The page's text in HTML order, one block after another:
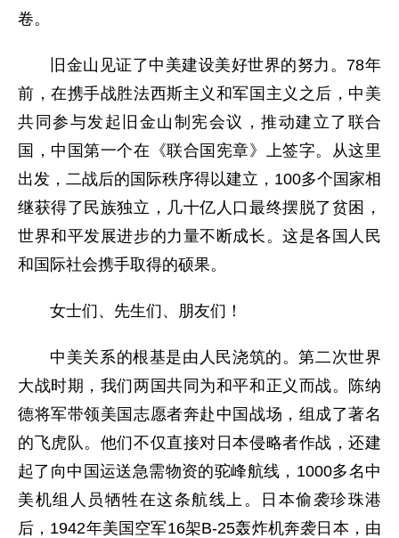
卷。
旧金山见证了中美建设美好世界的努力。78年
前，在携手战胜法西斯主义和军国主义之后，中美
共同参与发起旧金山制宪会议，推动建立了联合
国，中国第一个在《联合国宪章》上签字。从这里
出发，二战后的国际秩序得以建立，100多个国家相
继获得了民族独立，几十亿人口最终摆脱了贫困，
世界和平发展进步的力量不断成长。这是各国人民
和国际社会携手取得的硕果。
女士们、先生们、朋友们！
中美关系的根基是由人民浇筑的。第二次世界
大战时期，我们两国共同为和平和正义而战。陈纳
德将军带领美国志愿者奔赴中国战场，组成了著名
的飞虎队。他们不仅直接对日本侵略者作战，还建
起了向中国运送急需物资的驼峰航线，1000多名中
美机组人员牺牲在这条航线上。日本偷袭珍珠港
后，1942年美国空军16架B-25轰炸机奔袭日本，由